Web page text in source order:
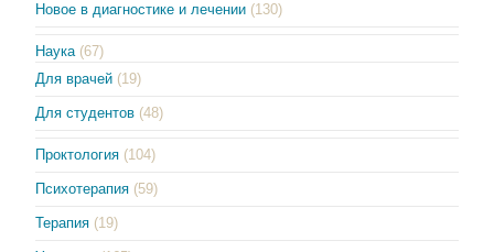
Новое в диагностике и лечении (130)
Наука (67)
Для врачей (19)
Для студентов (48)
Проктология (104)
Психотерапия (59)
Терапия (19)